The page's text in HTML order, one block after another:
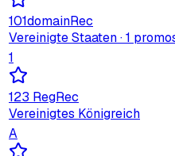
101domainRec
Vereinigte Staaten· 1
1
123 RegRec
Vereinigtes Königreich
A